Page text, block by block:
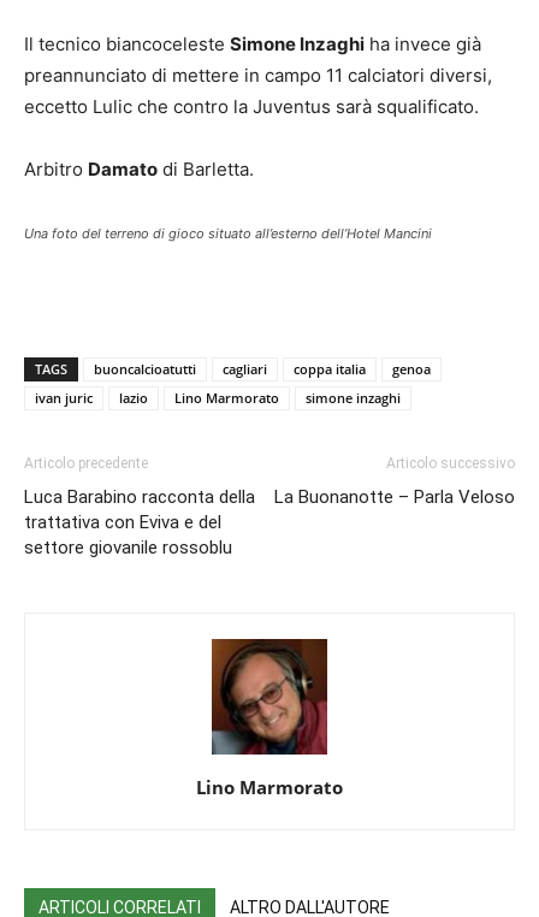
Il tecnico biancoceleste Simone Inzaghi ha invece già
preannunciato di mettere in campo 11 calciatori diversi,
eccetto Lulic che contro la Juventus sarà squalificato.
Arbitro Damato di Barletta.
Una foto del terreno di gioco situato all’esterno dell’Hotel Mancini
TAGS buoncalcioatutti cagliari coppa italia
genoa
ivan juric
lazio Lino Marmorato simone inzaghi
Articolo precedente
Luca Barabino racconta della
trattativa con Eviva e del
settore giovanile rossoblu
Articolo successivo
La Buonanotte – Parla Veloso
Lino Marmorato
ARTICOLI CORRELATI ALTRO DALL'AUTORE